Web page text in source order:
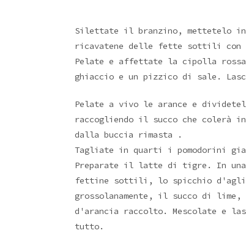
Silettate il branzino, mettetelo in
ricavatene delle fette sottili
Pelate e affettate la cipolla
ghiaccio e un pizzico di sale.
Pelate a vivo le arance e
raccogliendo il succo che colerà
dalla buccia rimasta .
Tagliate in quarti i pomodorini
Preparate il latte di tigre. In
fettine sottili, lo spicchio
grossolanamente, il succo di
d'arancia raccolto. Mescolate e
tutto.